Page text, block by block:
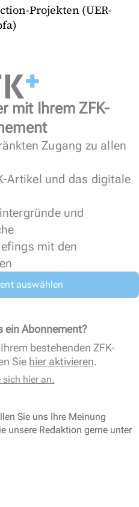
Projekten (UER-
mit Ihrem ZFK-
Zugang zu allen
Artikel und das digitale
und
mit den
auswählen
ein Abonnement?
bestehenden ZFK-
Sie hier aktivieren.
sich hier an.
Sie uns Ihre Meinung
unsere Redaktion gerne unter